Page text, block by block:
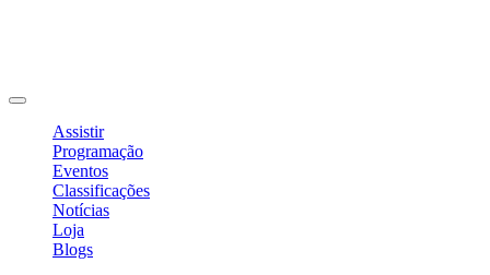
Assistir
Programação
Eventos
Classificações
Notícias
Loja
Blogs